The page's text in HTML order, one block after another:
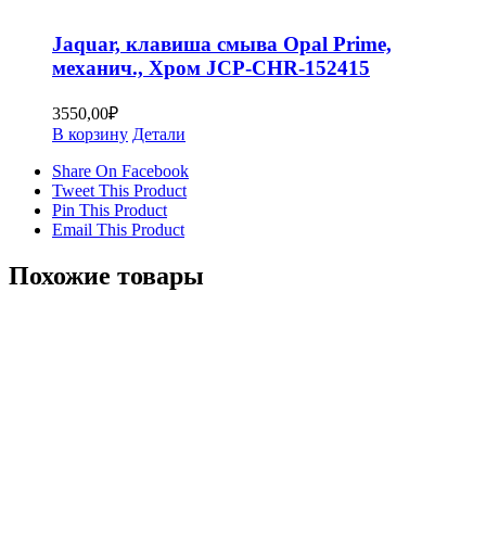
Jaquar, клавиша смыва Opal Prime,
механич., Хром JCP-CHR-152415
3550,00₽
В корзину Детали
Share On Facebook
Tweet This Product
Pin This Product
Email This Product
Похожие товары